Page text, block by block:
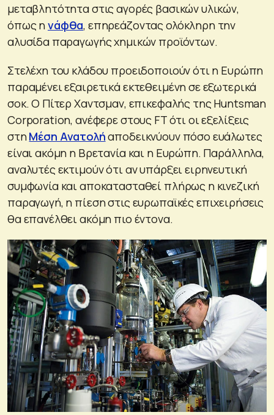
μεταβλητότητα στις αγορές βασικών υλικών,
όπως ηνάφθα, επηρεάζοντας ολόκληρη την
αλυσίδα παραγωγής χημικών προϊόντων.
Στελέχη του κλάδου προειδοποιούν ότι η Ευρώπη
παραμένει εξαιρετικά εκτεθειμένη σε εξωτερικά
σοκ. Ο Πίτερ Χαντσμαν, επικεφαλής της Huntsman
Corporation, ανέφερε στους FT ότι οι εξελίξεις
στηΜέση Ανατολήαποδεικνύουν πόσο ευάλωτες
είναι ακόμη η Βρετανία και η Ευρώπη. Παράλληλα,
αναλυτές εκτιμούν ότι αν υπάρξει ειρηνευτική
συμφωνία και αποκατασταθεί πλήρως η κινεζική
παραγωγή, η πίεση στις ευρωπαϊκές επιχειρήσεις
θα επανέλθει ακόμη πιο έντονα.